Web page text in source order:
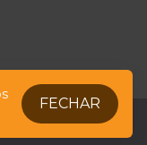
LegalFale conosco
FECHAR